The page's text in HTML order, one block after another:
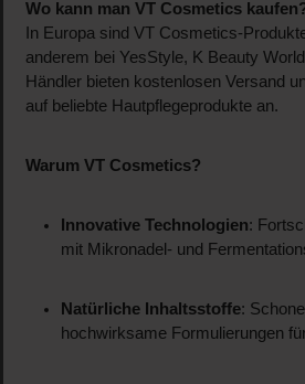
Wo kann man VT Cosmetics
In Europa sind VT Cosmetics-
anderem bei YesStyle, K Beauty
Händler bieten kostenlosen Versand
auf beliebte Hautpflegeprodukte an.
Warum VT Cosmetics?
Innovative Technologien:
mit Mikronadel- und
Natürliche Inhaltsstoffe:
hochwirksame Formulierungen